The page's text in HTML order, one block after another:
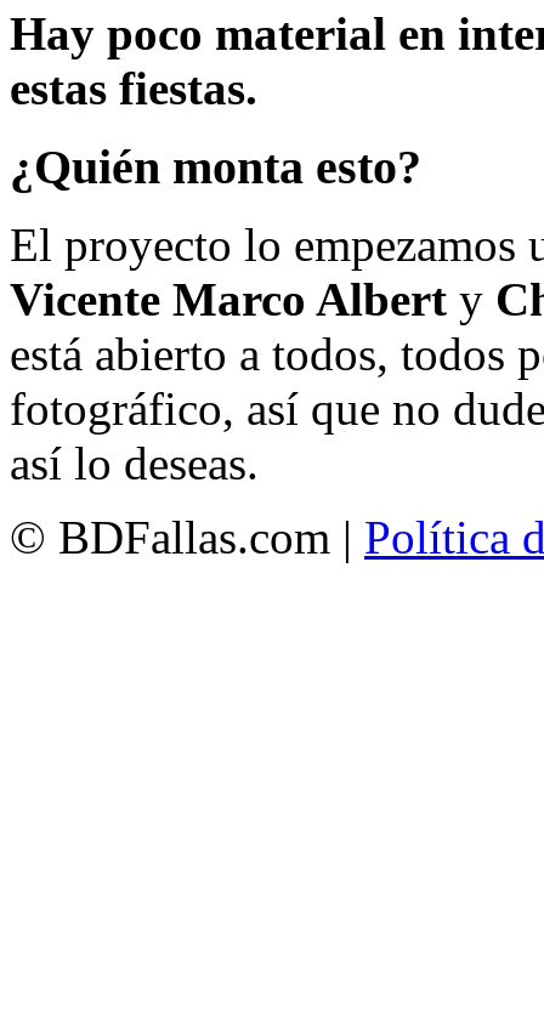
Hay poco material en
estas fiestas.
¿Quién monta esto?
El proyecto lo empezamos
Vicente Marco Albert y
está abierto a todos, todos
fotográfico, así que no
así lo deseas.
© BDFallas.com | Política